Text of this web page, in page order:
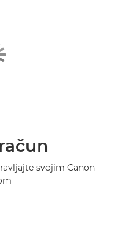
svojim Canon